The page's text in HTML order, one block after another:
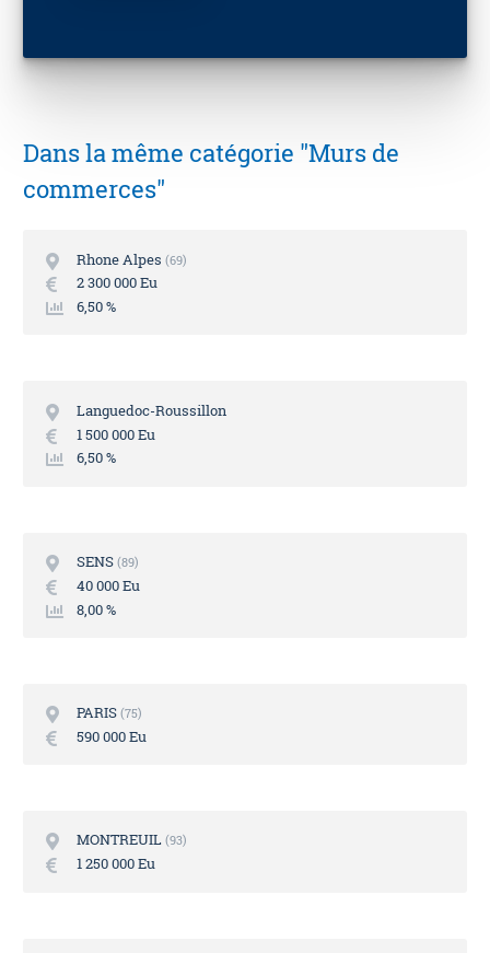
Dans la même catégorie "Murs de
commerces"
Rhone Alpes 69
2 300 000 Eu
6,50 %
Languedoc-Roussillon
1 500 000 Eu
6,50 %
SENS 89
40 000 Eu
8,00 %
PARIS 75
590 000 Eu
MONTREUIL 93
1 250 000 Eu